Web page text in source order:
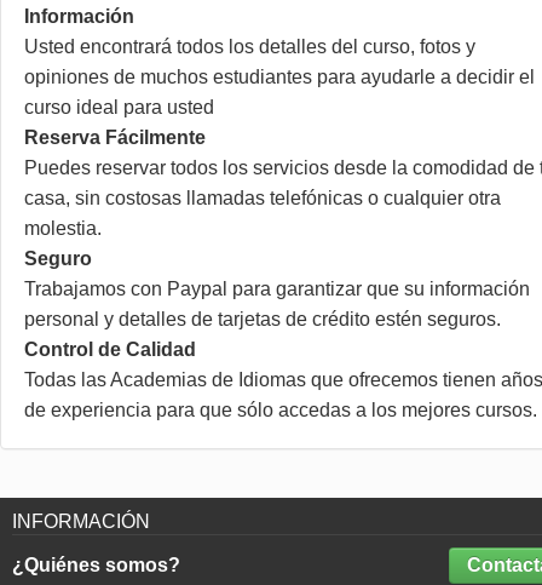
Información
Usted encontrará todos los detalles del curso, fotos y
opiniones de muchos estudiantes para ayudarle a decidir el
curso ideal para usted
Reserva Fácilmente
Puedes reservar todos los servicios desde la comodidad de
casa, sin costosas llamadas telefónicas o cualquier otra
molestia.
Seguro
Trabajamos con Paypal para garantizar que su información
personal y detalles de tarjetas de crédito estén seguros.
Control de Calidad
Todas las Academias de Idiomas que ofrecemos tienen años
de experiencia para que sólo accedas a los mejores cursos.
INFORMACIÓN
¿Quiénes somos?